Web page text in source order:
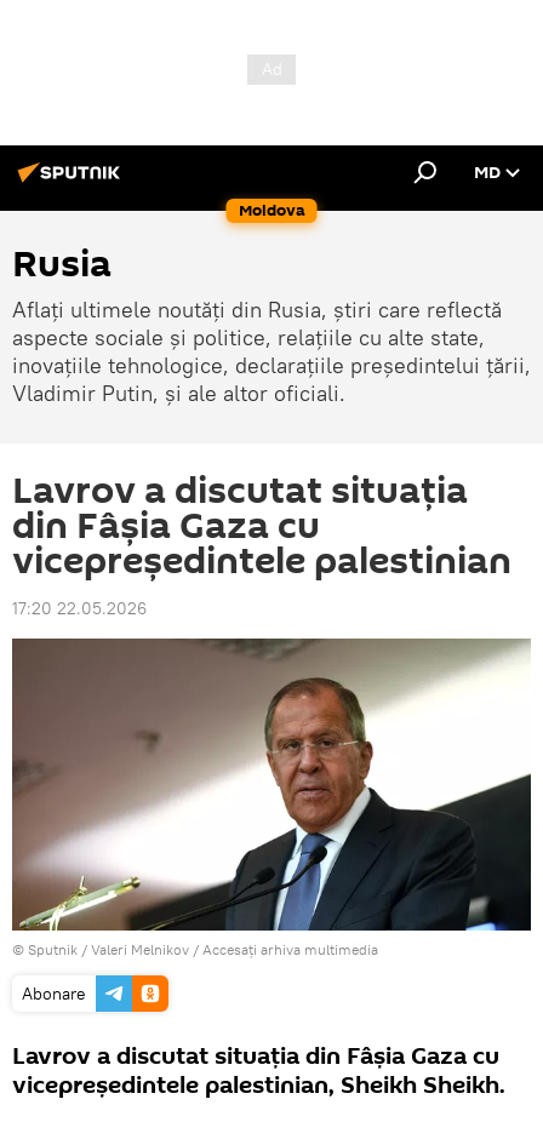
Moldova
MD
Rusia
Aflați ultimele noutăți din Rusia, știri care reflectă
aspecte sociale și politice, relațiile cu alte state,
inovațiile tehnologice, declarațiile președintelui țării,
Vladimir Putin, și ale altor oficiali.
Lavrov a discutat situația
din Fâșia Gaza cu
vicepreședintele palestinian
17:20 22.05.2026
© Sputnik / Valeri Melnikov / Accesați arhiva multimedia
Abonare
Lavrov a discutat situația din Fâșia Gaza cu
vicepreședintele palestinian, Sheikh Sheikh.